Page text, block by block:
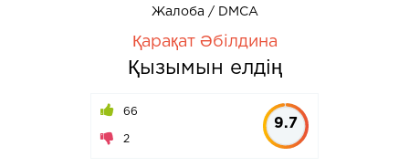
Жалоба / DMCA
Қарақат Әбілдина
Қызымын елдің
66
2
9.7